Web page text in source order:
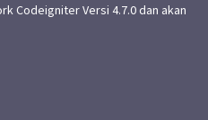
Codeigniter Versi 4.7.0 dan akan